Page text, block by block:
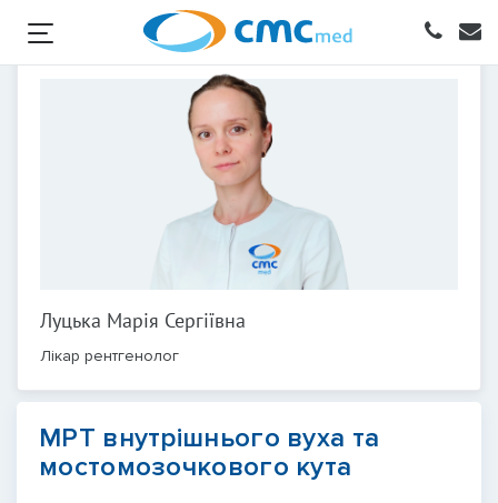
Луцька Марія Сергіївна
Лікар рентгенолог
МРТ внутрішнього вуха та
мостомозочкового кута